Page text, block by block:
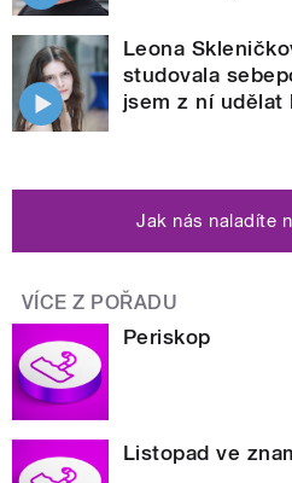
Leona
studovala
jsem z ní udělat
Jak nás naladíte
VÍCE Z POŘADU
Periskop
Listopad ve